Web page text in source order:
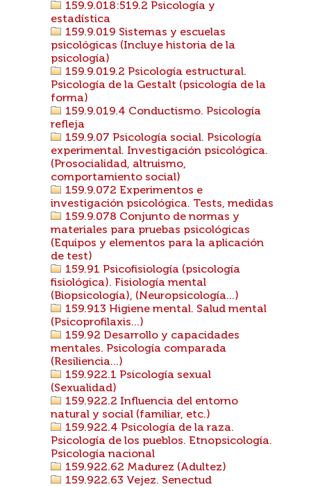
159.9.018:519.2 Psicología y
estadística
159.9.019 Sistemas y escuelas
psicológicas (Incluye historia de la
psicología)
159.9.019.2 Psicología estructural.
Psicología de la Gestalt (psicología de la
forma)
159.9.019.4 Conductismo. Psicología
refleja
159.9.07 Psicología social. Psicología
experimental. Investigación psicológica.
(Prosocialidad, altruismo,
comportamiento social)
159.9.072 Experimentos e
investigación psicológica. Tests, medidas
159.9.078 Conjunto de normas y
materiales para pruebas psicológicas
(Equipos y elementos para la aplicación
de test)
159.91 Psicofisiología (psicología
fisiológica). Fisiología mental
(Biopsicología), (Neuropsicología...)
159.913 Higiene mental. Salud mental
(Psicoprofilaxis...)
159.92 Desarrollo y capacidades
mentales. Psicología comparada
(Resiliencia...)
159.922.1 Psicología sexual
(Sexualidad)
159.922.2 Influencia del entorno
natural y social (familiar, etc.)
159.922.4 Psicología de la raza.
Psicología de los pueblos. Etnopsicología.
Psicología nacional
159.922.62 Madurez (Adultez)
159.922.63 Vejez. Senectud